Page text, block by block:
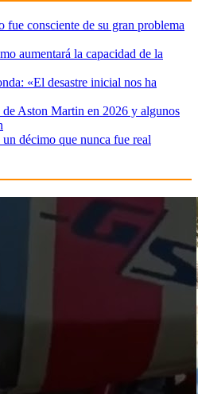
fue consciente de su gran problema
aumentará la capacidad de la
«El desastre inicial nos ha
Aston Martin en 2026 y algunos
décimo que nunca fue real